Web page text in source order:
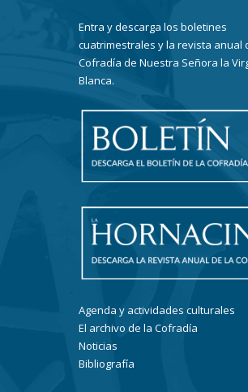
Entra y descarga los boletines
cuatrimestrales y la revista anual
Cofradía de Nuestra Señora la
Blanca.
Agenda y actividades culturales
El archivo de la Cofradía
Noticias
Bibliografía